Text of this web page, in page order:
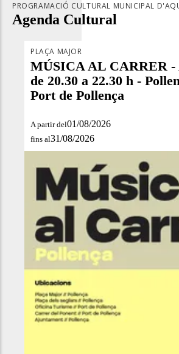
PROGRAMACIÓ CULTURAL MUNICIPAL
Agenda Cultural
A partir del01/08/2026
fins al31/08/2026
PLAÇA MAJOR
MÚSICA AL CARRER -
de 20.30 a 22.30 h -
Port de Pollença